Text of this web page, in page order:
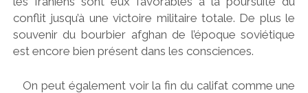
conflit jusqu’à une victoire militaire totale. De plus le
souvenir du bourbier afghan de l’époque soviétique
est encore bien présent dans les consciences.
On peut également voir la fin du califat comme une